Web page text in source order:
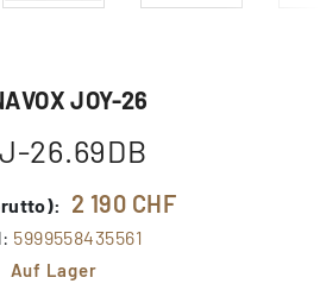
JOY-26
26.69DB
2 190 CHF
5999558435561
Auf Lager